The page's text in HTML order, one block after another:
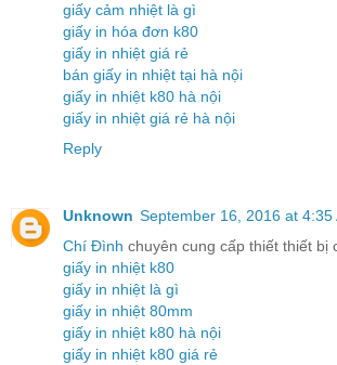
giấy cảm nhiệt là gì
giấy in hóa đơn k80
giấy in nhiệt giá rẻ
bán giấy in nhiệt tại hà nội
giấy in nhiệt k80 hà nội
giấy in nhiệt giá rẻ hà nội
Reply
Unknown September 16, 2016 at 4:35
Chí Đình chuyên cung cấp thiết thiết bị
giấy in nhiệt k80
giấy in nhiệt là gì
giấy in nhiệt 80mm
giấy in nhiệt k80 hà nội
giấy in nhiệt k80 giá rẻ